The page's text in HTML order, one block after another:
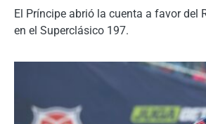
El Príncipe abrió la cuenta a favor del
en el Superclásico 197.